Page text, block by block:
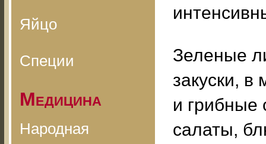
Яйцо
Специи
Медицина
Народная
Зеленые
закуски,
и грибные
салаты,